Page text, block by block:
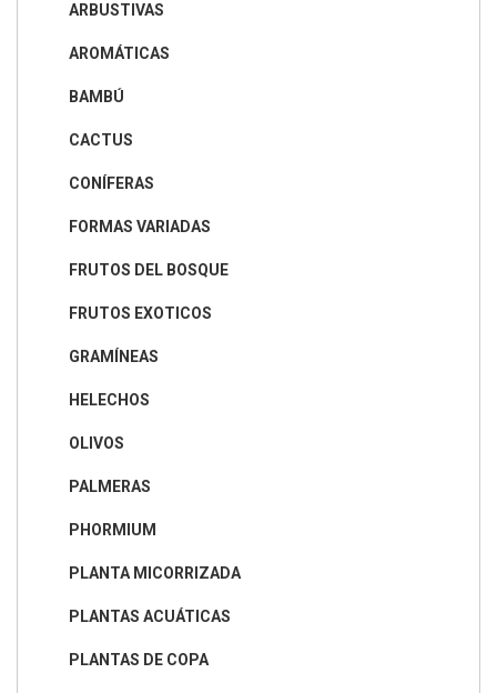
ARBUSTIVAS
AROMÁTICAS
BAMBÚ
CACTUS
CONÍFERAS
FORMAS VARIADAS
FRUTOS DEL BOSQUE
FRUTOS EXOTICOS
GRAMÍNEAS
HELECHOS
OLIVOS
PALMERAS
PHORMIUM
PLANTA MICORRIZADA
PLANTAS ACUÁTICAS
PLANTAS DE COPA